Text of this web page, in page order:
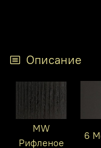
Описание
MW
Рифленое
6